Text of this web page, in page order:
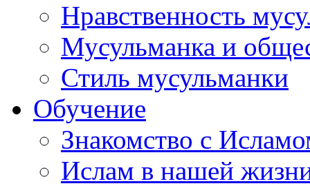
Нравственность
Мусульманка и
Стиль мусульманки
Обучение
Знакомство с
Ислам в нашей